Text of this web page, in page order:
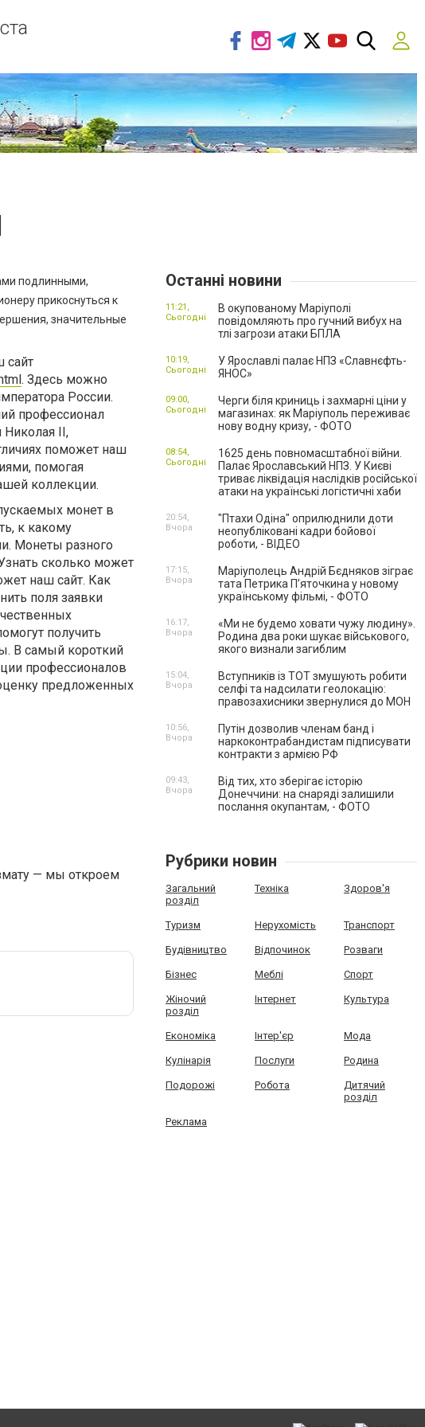
подлинными,
прикоснуться к
значительные
сайт
. Здесь можно
России.
профессионал
Николая II,
поможет наш
помогая
коллекции.
монет в
к какому
Монеты разного
сколько может
наш сайт. Как
поля заявки
получить
В самый короткий
профессионалов
предложенных
— мы откроем
Останні новини
В окупованому Маріуполі
повідомляють про гучний вибух на
тлі загрози атаки БПЛА
11:21,
Сьогодні
У Ярославлі палає НПЗ «Славнєфть-
ЯНОС»
10:19,
Сьогодні
Черги біля криниць і захмарні ціни у
магазинах: як Маріуполь переживає
нову водну кризу, - ФОТО
09:00,
Сьогодні
1625 день повномасштабної війни.
Палає Ярославський НПЗ. У Києві
триває ліквідація наслідків російської
атаки на українські логістичні хаби
08:54,
Сьогодні
"Птахи Одіна" оприлюднили доти
неопубліковані кадри бойової
роботи, - ВІДЕО
20:54,
Вчора
Маріуполець Андрій Бєдняков зіграє
тата Петрика П’яточкина у новому
українському фільмі, - ФОТО
17:15,
Вчора
«Ми не будемо ховати чужу людину».
Родина два роки шукає військового,
якого визнали загиблим
16:17,
Вчора
Вступників із ТОТ змушують робити
селфі та надсилати геолокацію:
правозахисники звернулися до МОН
15:04,
Вчора
Путін дозволив членам банд і
наркоконтрабандистам підписувати
контракти з армією РФ
10:56,
Вчора
Від тих, хто зберігає історію
Донеччини: на снаряді залишили
послання окупантам, - ФОТО
09:43,
Вчора
Рубрики новин
Загальний
розділ
Техніка Здоров'я
Туризм Нерухомість Транспорт
Будівництво Відпочинок Розваги
Бізнес Меблі Спорт
Жіночий
розділ
Інтернет Культура
Економіка Інтер'єр Мода
Кулінарія Послуги Родина
Подорожі Робота
Дитячий
розділ
Реклама